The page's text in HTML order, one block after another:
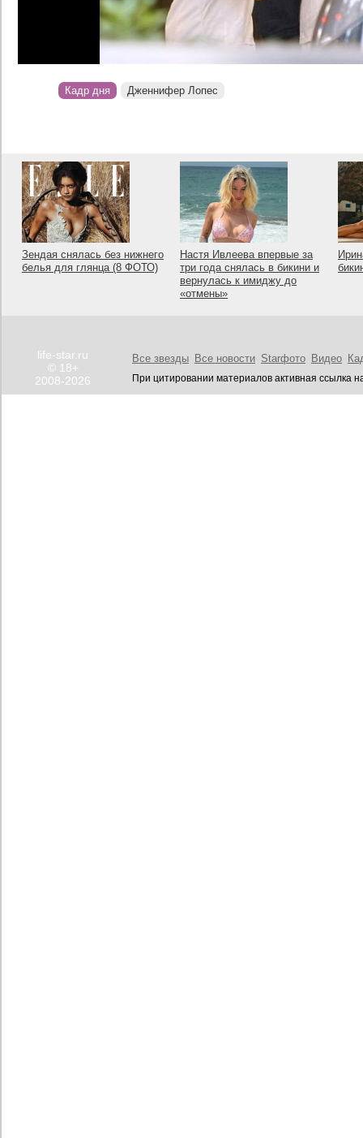
Кадр дня Дженнифер Лопес
Зендая снялась без нижнего
белья для глянца (8 ФОТО)
Настя Ивлеева впервые за
три года снялась в бикини и
вернулась к имиджу до
«отмены»
life-star.ru
© 18+
2008-2026
Все звезды Все новости Starфото Видео
При цитировании материалов активная ссылка